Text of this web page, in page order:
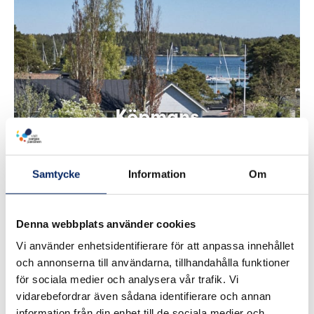
Samtycke Information Om
Denna webbplats använder cookies
Vi använder enhetsidentifierare för att anpassa innehållet
och annonserna till användarna, tillhandahålla funktioner
för sociala medier och analysera vår trafik. Vi
vidarebefordrar även sådana identifierare och annan
Köpmans
Café